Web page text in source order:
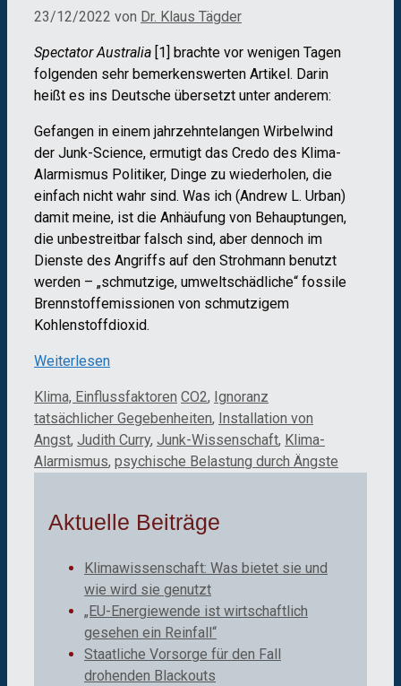
23/12/2022 von Dr. Klaus Tägder
Spectator Australia [1] brachte vor wenigen Tagen
folgenden sehr bemerkenswerten Artikel. Darin
heißt es ins Deutsche übersetzt unter anderem:
Gefangen in einem jahrzehntelangen Wirbelwind
der Junk-Science, ermutigt das Credo des Klima-
Alarmismus Politiker, Dinge zu wiederholen, die
einfach nicht wahr sind. Was ich (Andrew L. Urban)
damit meine, ist die Anhäufung von Behauptungen,
die unbestreitbar falsch sind, aber dennoch im
Dienste des Angriffs auf den Strohmann benutzt
werden – „schmutzige, umweltschädliche“ fossile
Brennstoffemissionen von schmutzigem
Kohlenstoffdioxid.
Weiterlesen
Kategorien
Klima, Einflussfaktoren Schlagwörter
CO2, Ignoranz
tatsächlicher Gegebenheiten, Installation von
Angst, Judith Curry, Junk-Wissenschaft, Klima-
Alarmismus, psychische Belastung durch Ängste
Aktuelle Beiträge
Klimawissenschaft: Was bietet sie und
wie wird sie genutzt
„EU-Energiewende ist wirtschaftlich
gesehen ein Reinfall“
Staatliche Vorsorge für den Fall
drohenden Blackouts